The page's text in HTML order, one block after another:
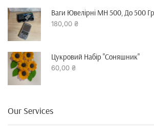
Ваги Ювелірні MH 500, До 500
180,00 ₴
Цукровий Набір "Соняшник"
60,00 ₴
Our Services